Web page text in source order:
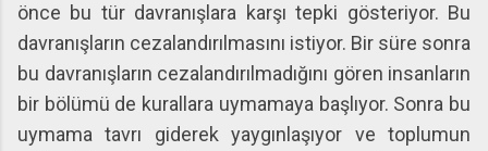
önce bu tür davranışlara karşı tepki gösteriyor. Bu
davranışların cezalandırılmasını istiyor. Bir süre sonra
bu davranışların cezalandırılmadığını gören insanların
bir bölümü de kurallara uymamaya başlıyor. Sonra bu
uymama tavrı giderek yaygınlaşıyor ve toplumun